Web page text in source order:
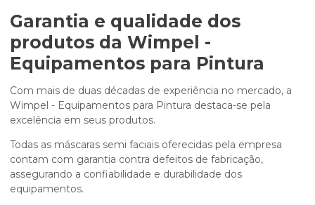
Garantia e qualidade dos
produtos da Wimpel -
Equipamentos para Pintura
Com mais de duas décadas de experiência no mercado, a
Wimpel - Equipamentos para Pintura destaca-se pela
excelência em seus produtos.
Todas as máscaras semi faciais oferecidas pela empresa
contam com garantia contra defeitos de fabricação,
assegurando a confiabilidade e durabilidade dos
equipamentos.